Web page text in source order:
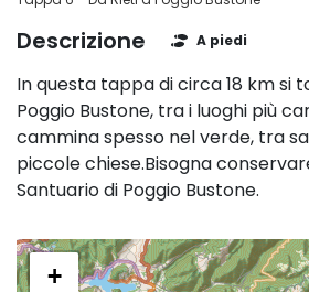
Descrizione A piedi
In questa tappa di circa 18 km si
Poggio Bustone, tra i luoghi più
cammina spesso nel verde, tra
piccole chiese.Bisogna
Santuario di Poggio Bustone.
+